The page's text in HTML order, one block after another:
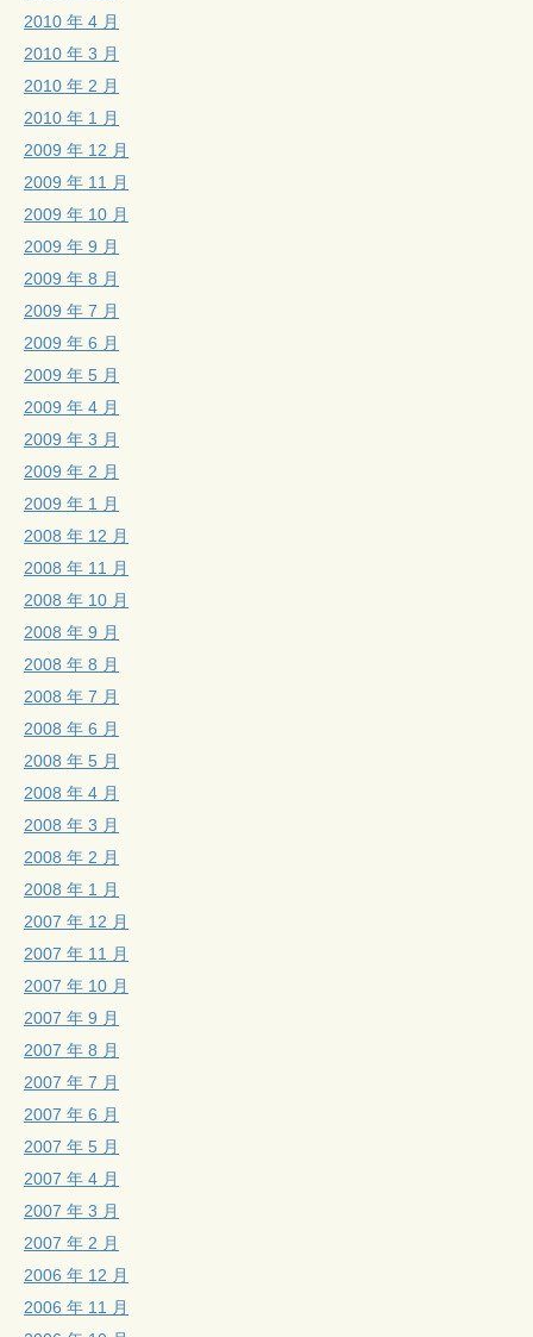
2010 年 4 月
2010 年 3 月
2010 年 2 月
2010 年 1 月
2009 年 12 月
2009 年 11 月
2009 年 10 月
2009 年 9 月
2009 年 8 月
2009 年 7 月
2009 年 6 月
2009 年 5 月
2009 年 4 月
2009 年 3 月
2009 年 2 月
2009 年 1 月
2008 年 12 月
2008 年 11 月
2008 年 10 月
2008 年 9 月
2008 年 8 月
2008 年 7 月
2008 年 6 月
2008 年 5 月
2008 年 4 月
2008 年 3 月
2008 年 2 月
2008 年 1 月
2007 年 12 月
2007 年 11 月
2007 年 10 月
2007 年 9 月
2007 年 8 月
2007 年 7 月
2007 年 6 月
2007 年 5 月
2007 年 4 月
2007 年 3 月
2007 年 2 月
2006 年 12 月
2006 年 11 月